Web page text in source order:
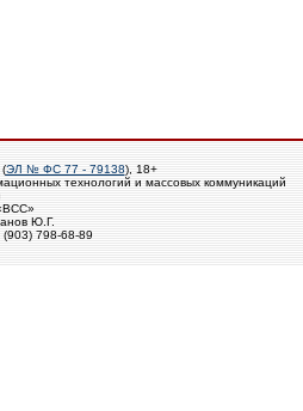
ЭЛ № ФС 77 - 79138), 18+
технологий и массовых коммуникаций
Ю.Г.
(903) 798-68-89